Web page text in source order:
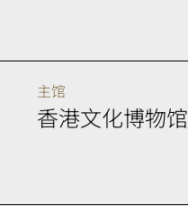
主馆
香港文化博物馆